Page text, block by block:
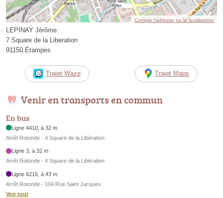
Corriger l’adresse ou la localisation
LEPINAY Jérôme
7 Square de la Liberation
91150 Étampes
Trajet Waze Trajet Maps
Venir en transports en commun
En bus
Ligne 4410, à 32 m
Arrêt Rotonde - 4 Square de la Libération
Ligne 3, à 32 m
Arrêt Rotonde - 4 Square de la Libération
Ligne 6216, à 43 m
Arrêt Rotonde - 104 Rue Saint Jacques
Voir tout